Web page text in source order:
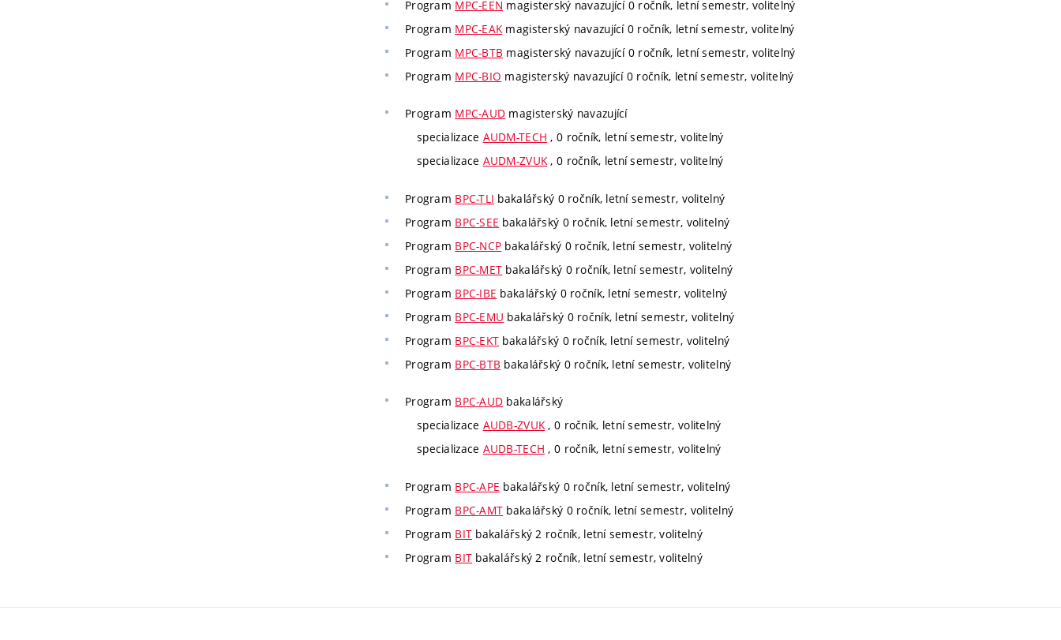
Program MPC-EEN magisterský navazující 0 ročník, letní semestr, volitelný
Program MPC-EAK magisterský navazující 0 ročník, letní semestr, volitelný
Program MPC-BTB magisterský navazující 0 ročník, letní semestr, volitelný
Program MPC-BIO magisterský navazující 0 ročník, letní semestr, volitelný
Program MPC-AUD magisterský navazující
specializace AUDM-TECH , 0 ročník, letní semestr, volitelný
specializace AUDM-ZVUK, 0 ročník, letní semestr, volitelný
Program BPC-TLI bakalářský 0 ročník, letní semestr, volitelný
Program BPC-SEE bakalářský 0 ročník, letní semestr, volitelný
Program BPC-NCP bakalářský 0 ročník, letní semestr, volitelný
Program BPC-MET bakalářský 0 ročník, letní semestr, volitelný
Program BPC-IBE bakalářský 0 ročník, letní semestr, volitelný
Program BPC-EMU bakalářský 0 ročník, letní semestr, volitelný
Program BPC-EKT bakalářský 0 ročník, letní semestr, volitelný
Program BPC-BTB bakalářský 0 ročník, letní semestr, volitelný
Program BPC-AUD bakalářský
specializace AUDB-ZVUK, 0 ročník, letní semestr, volitelný
specializace AUDB-TECH , 0 ročník, letní semestr, volitelný
Program BPC-APE bakalářský 0 ročník, letní semestr, volitelný
Program BPC-AMT bakalářský 0 ročník, letní semestr, volitelný
Program BIT bakalářský 2 ročník, letní semestr, volitelný
Program BIT bakalářský 2 ročník, letní semestr, volitelný